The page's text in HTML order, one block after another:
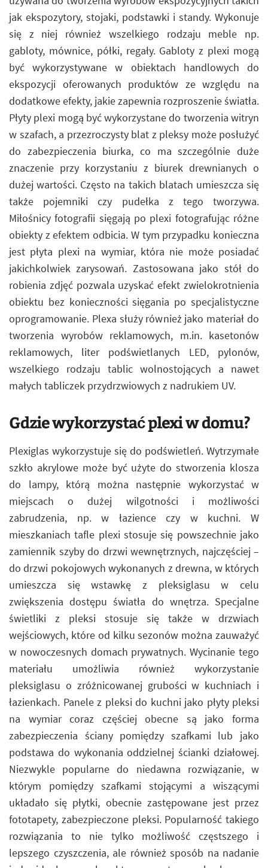
jak ekspozytory, stojaki, podstawki i standy. Wykonuje
się z niej również wszelkiego rodzaju meble np.
gabloty, mównice, półki, regały. Gabloty z plexi mogą
być wykorzystywane w obiektach handlowych do
ekspozycji oferowanych produktów ze względu na
dodatkowe efekty, jakie zapewnia rozproszenie światła.
Płyty plexi mogą być wykorzystane do tworzenia witryn
w szafach, a przezroczysty blat z pleksy może posłużyć
do zabezpieczenia biurka, co ma szczególnie duże
znaczenie przy korzystaniu z biurek drewnianych o
dużej wartości. Często na takich blatach umieszcza się
także pojemniki czy pudełka z tego tworzywa.
Miłośnicy fotografii sięgają po plexi fotografując różne
obiekty z efektem odbicia. W tym przypadku konieczna
jest płyta plexi na wymiar, która nie może posiadać
jakichkolwiek zarysowań. Zastosowana jako stół do
robienia zdjęć pozwala uzyskać efekt zwielokrotnienia
obiektu bez konieczności sięgania po specjalistyczne
oprogramowanie. Plexa służy również jako materiał do
tworzenia wyrobów reklamowych, m.in. kasetonów
reklamowych, liter podświetlanych LED, pylonów,
wszelkiego rodzaju tablic wolnostojących a nawet
małych tabliczek przydrzwiowych z nadrukiem UV.
Gdzie wykorzystać plexi w domu?
Plexiglas wykorzystuje się do podświetleń. Wytrzymałe
szkło akrylowe może być użyte do stworzenia klosza
do lampy, którą można następnie wykorzystać w
miejscach o dużej wilgotności i możliwości
zabrudzenia, np. w łazience czy w kuchni. W
mieszkaniach tafle plexi stosuje się powszechnie jako
zamiennik szyby do drzwi wewnętrznych, najczęściej –
do drzwi pokojowych wykonanych z drewna, w których
umieszcza się wstawkę z pleksiglasu w celu
zwiększenia dostępu światła do wnętrza. Specjalne
świetliki z pleksi stosuje się także w drzwiach
wejściowych, które od kilku sezonów można zauważyć
w nowoczesnych domach prywatnych. Wycinanie tego
materiału umożliwia również wykorzystanie
pleksiglasu o zróżnicowanej grubości w kuchniach i
łazienkach. Panele z pleksi do kuchni jako płyty pleksi
na wymiar coraz częściej obecne są jako forma
zabezpieczenia ściany pomiędzy szafkami lub jako
podstawa do wykonania oddzielnej ścianki działowej.
Niezwykle popularne do niedawna rozwiązanie, w
którym pomiędzy szafkami stojącymi a wiszącymi
układało się płytki, obecnie zastępowane jest przez
fototapety, zabezpieczone pleksi. Popularność takiego
rozwiązania to nie tylko możliwość częstszego i
lepszego czyszczenia, ale również sposób na nadanie